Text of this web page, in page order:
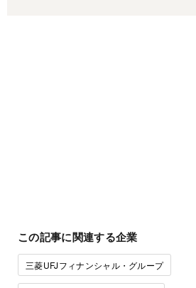
この記事に関連する企業
三菱UFJフィナンシャル・グループ